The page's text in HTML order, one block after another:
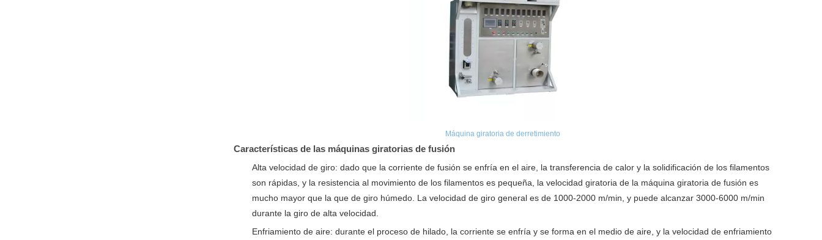
Máquina giratoria de derretimiento
Características de las máquinas giratorias de fusión
Alta velocidad de giro: dado que la corriente de fusión se enfría en el aire, la transferencia de calor y la solidificación de los filamentos
son rápidas, y la resistencia al movimiento de los filamentos es pequeña, la velocidad giratoria de la máquina giratoria de fusión es
mucho mayor que la que de giro húmedo. La velocidad de giro general es de 1000-2000 m/min, y puede alcanzar 3000-6000 m/min
durante la giro de alta velocidad.
Enfriamiento de aire: durante el proceso de hilado, la corriente se enfría y se forma en el medio de aire, y la velocidad de enfriamiento